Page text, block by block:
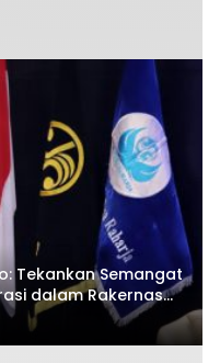
Tekankan Semangat
dalam Rakernas